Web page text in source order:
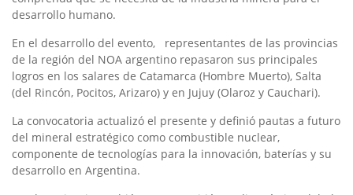
desarrollo humano.
En el desarrollo del evento, representantes de las provincias
de la región del NOA argentino repasaron sus principales
logros en los salares de Catamarca (Hombre Muerto), Salta
(del Rincón, Pocitos, Arizaro) y en Jujuy (Olaroz y Cauchari).
La convocatoria actualizó el presente y definió pautas a futuro
del mineral estratégico como combustible nuclear,
componente de tecnologías para la innovación, baterías y su
desarrollo en Argentina.